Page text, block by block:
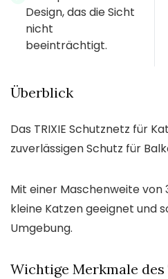
Design, das die Sicht
nicht
beeinträchtigt.
Überblick
Das TRIXIE Schutznetz für
zuverlässigen Schutz für
Mit einer Maschenweite von
kleine Katzen geeignet und
Umgebung.
Wichtige Merkmale des